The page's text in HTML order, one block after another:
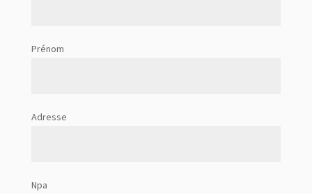
Prénom
Adresse
Npa